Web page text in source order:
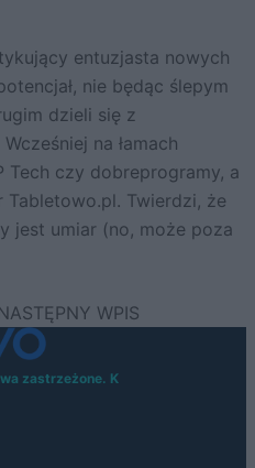
entuzjasta nowych
nie będąc ślepym
dzieli się z
na łamach
Tech czy dobreprogramy, a
Twierdzi, że
jest umiar (no, może poza
zastrzeżone. K